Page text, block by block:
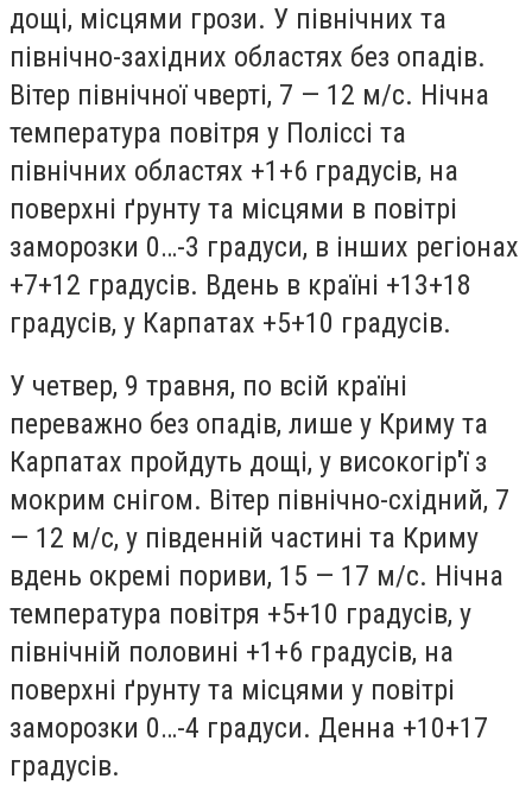
дощі, місцями грози. У північних та
північно-західних областях без опадів.
Вітер північної чверті, 7 — 12 м/с. Нічна
температура повітря у Поліссі та
північних областях +1+6 градусів, на
поверхні ґрунту та місцями в повітрі
заморозки 0…-3 градуси, в інших регіонах
+7+12 градусів. Вдень в країні +13+18
градусів, у Карпатах +5+10 градусів.
У четвер, 9 травня, по всій країні
переважно без опадів, лише у Криму та
Карпатах пройдуть дощі, у високогір'ї з
мокрим снігом. Вітер північно-східний, 7
— 12 м/с, у південній частині та Криму
вдень окремі пориви, 15 — 17 м/с. Нічна
температура повітря +5+10 градусів, у
північній половині +1+6 градусів, на
поверхні ґрунту та місцями у повітрі
заморозки 0…-4 градуси. Денна +10+17
градусів.